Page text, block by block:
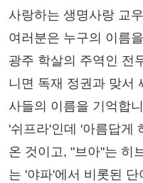
사랑하는 생명사랑 교
여러분은 누구의 이름
광주 학살의 주역인 전
니면 독재 정권과 맞서
사들의 이름을 기억합
'쉬프라'인데 '아름답게
온 것이고, "브아"는 히
는 '야파'에서 비롯된 단